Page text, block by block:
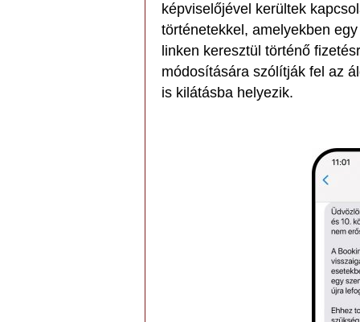
képviselőjével kerültek
történetekkel, amelyekben
linken keresztül történő
módosítására szólítják fel az
is kilátásba helyezik.